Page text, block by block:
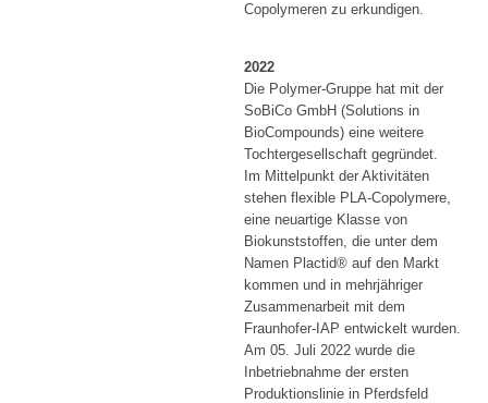
Copolymeren zu erkundigen.
2022
Die Polymer-Gruppe hat mit der
SoBiCo GmbH (Solutions in
BioCompounds) eine weitere
Tochtergesellschaft gegründet.
Im Mittelpunkt der Aktivitäten
stehen flexible PLA-Copolymere,
eine neuartige Klasse von
Biokunststoffen, die unter dem
Namen Plactid® auf den Markt
kommen und in mehrjähriger
Zusammenarbeit mit dem
Fraunhofer-IAP entwickelt wurden.
Am 05. Juli 2022 wurde die
Inbetriebnahme der ersten
Produktionslinie in Pferdsfeld